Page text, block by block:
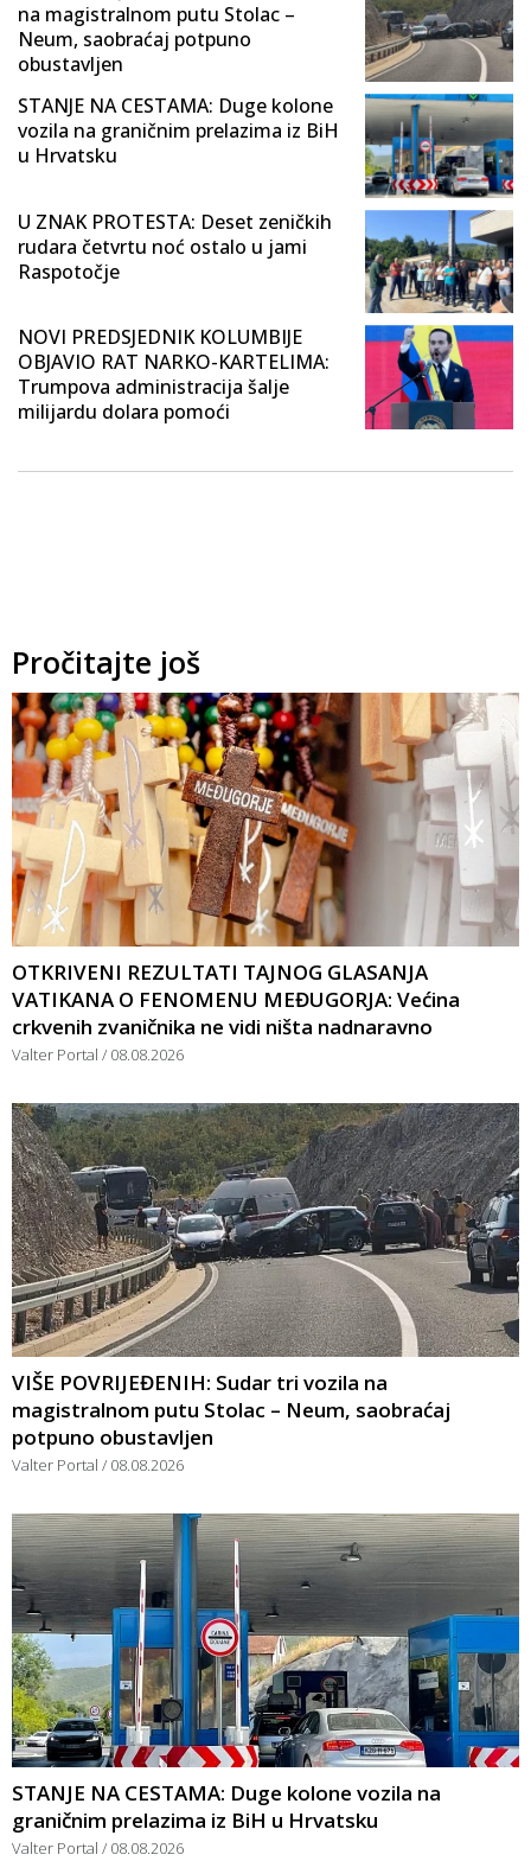
na magistralnom putu Stolac –
Neum, saobraćaj potpuno
obustavljen
STANJE NA CESTAMA: Duge kolone
vozila na graničnim prelazima iz BiH
u Hrvatsku
U ZNAK PROTESTA: Deset zeničkih
rudara četvrtu noć ostalo u jami
Raspotočje
NOVI PREDSJEDNIK KOLUMBIJE
OBJAVIO RAT NARKO-KARTELIMA:
Trumpova administracija šalje
milijardu dolara pomoći
Pročitajte još
OTKRIVENI REZULTATI TAJNOG GLASANJA
VATIKANA O FENOMENU MEĐUGORJA: Većina
crkvenih zvaničnika ne vidi ništa nadnaravno
Valter Portal 08.08.2026
VIŠE POVRIJEĐENIH: Sudar tri vozila na
magistralnom putu Stolac – Neum, saobraćaj
potpuno obustavljen
Valter Portal 08.08.2026
STANJE NA CESTAMA: Duge kolone vozila na
graničnim prelazima iz BiH u Hrvatsku
Valter Portal 08.08.2026